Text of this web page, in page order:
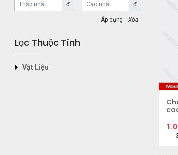
₫ ₫
Xóa
Lọc Thuộc Tính
Vật Liệu